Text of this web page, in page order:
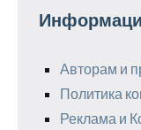
Авторам и
Политика
Реклама и